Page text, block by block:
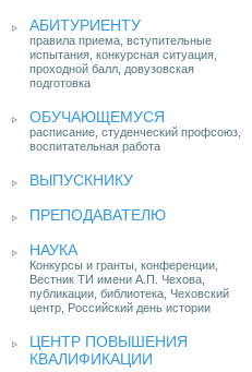
АБИТУРИЕНТУ
правила приема, вступительные
испытания, конкурсная ситуация,
проходной балл, довузовская
подготовка
ОБУЧАЮЩЕМУСЯ
расписание, студенческий профсоюз,
воспитательная работа
ВЫПУСКНИКУ
ПРЕПОДАВАТЕЛЮ
НАУКА
Конкурсы и гранты, конференции,
Вестник ТИ имени А.П. Чехова,
публикации, библиотека, Чеховский
центр, Российский день истории
ЦЕНТР ПОВЫШЕНИЯ
КВАЛИФИКАЦИИ